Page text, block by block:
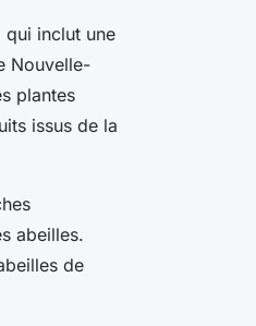
qui inclut une
Nouvelle-
plantes
issus de la
abeilles.
de